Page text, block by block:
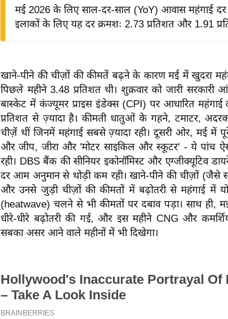
मई 2026 के लिए साल-दर-साल (YoY) आवास महंगाई दर
इलाकों के लिए यह दर क्रमशः 2.73 प्रतिशत और 1.91
खाने-पीने की चीज़ों की कीमतें बढ़ने के कारण मई में खुदरा
पिछले महीने 3.48 प्रतिशत थी। शुक्रवार को जारी
बास्केट में कंज्यूमर प्राइस इंडेक्स (CPI) पर आधारित महंगाई
प्रतिशत से ज़्यादा है। कीमती धातुओं के गहने, टमाटर,
चीज़ें थीं जिनमें महंगाई सबसे ज़्यादा रही। दूसरी ओर, मई
और जीप, जीरा और 'मोटर साइकिल और स्कूटर' - ये पांच
रही। DBS बैंक की सीनियर इकोनॉमिस्ट और एग्जीक्यूटिव
दर आम अनुमान से थोड़ी कम रही। खाने-पीने की चीज़ों
और उनसे जुड़ी चीज़ों की कीमतों में बढ़ोतरी से महंगाई में
(heatwave) चलने से भी कीमतों पर दबाव पड़ा। साथ ही,
धीरे-धीरे बढ़ोतरी की गई, और इस महीने CNG और
सबका असर आने वाले महीनों में भी दिखेगा।